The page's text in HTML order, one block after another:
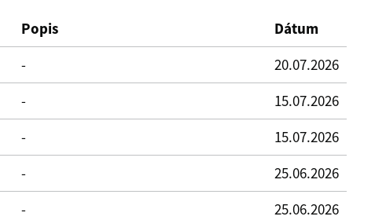
Popis
Dátum
-
20.07.2026
-
15.07.2026
-
15.07.2026
-
25.06.2026
-
25.06.2026